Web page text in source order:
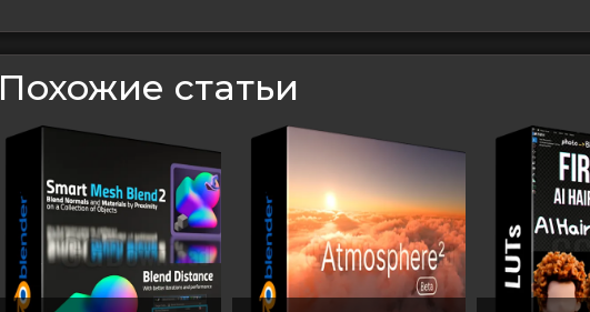
Похожие статьи